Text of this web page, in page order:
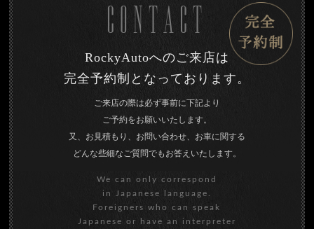
CONTACT
RockyAutoへのご来店は
完全予約制となっております。
ご来店の際は必ず事前に下記より
ご予約をお願いいたします。
又、お見積もり、お問い合わせ、お車に関する
どんな些細なご質問でもお答えいたします。
We can only correspond
in Japanese language.
Foreigners who can speak
Japanese or have an interpreter